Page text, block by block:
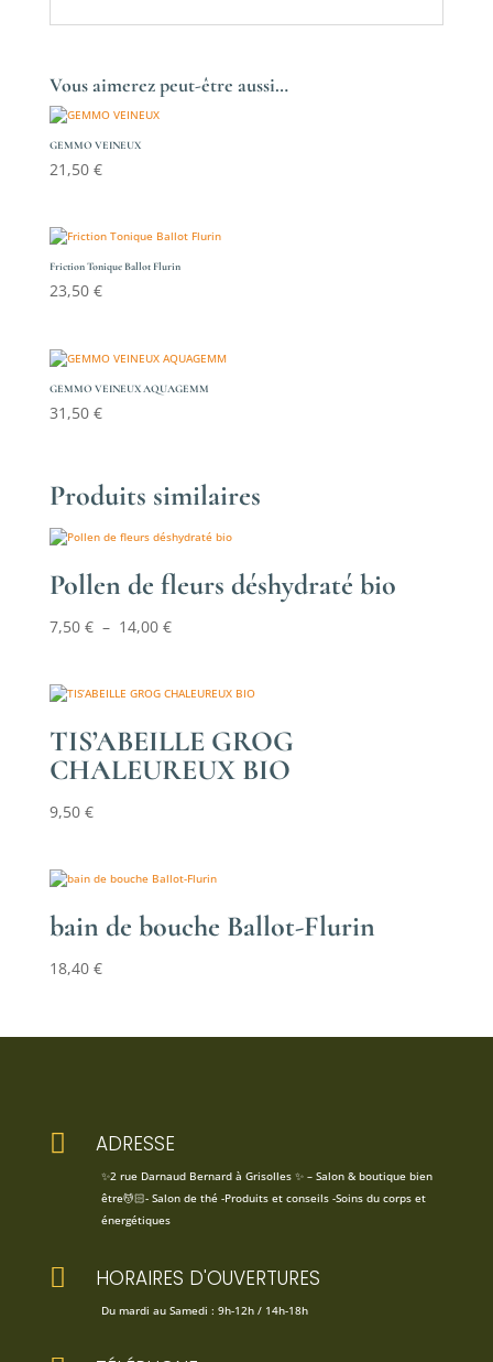
Vous aimerez peut-être aussi…
GEMMO VEINEUX
21,50 €
Friction Tonique Ballot Flurin
23,50 €
GEMMO VEINEUX AQUAGEMM
31,50 €
Produits similaires
Pollen de fleurs déshydraté bio
7,50 € – 14,00 €Plage
7,50 €
14,00 €
TIS’ABEILLE GROG
CHALEUREUX BIO
9,50 €
bain de bouche Ballot-Flurin
18,40 €
 ADRESSE
✨2 rue Darnaud Bernard à Grisolles ✨ – Salon & boutique bien
être💆🏻- Salon de thé -Produits et conseils -Soins du corps et
énergétiques
 HORAIRES D'OUVERTURES
Du mardi au Samedi : 9h-12h / 14h-18h